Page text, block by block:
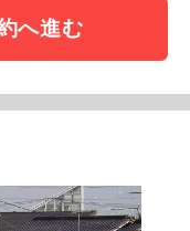
へ進む